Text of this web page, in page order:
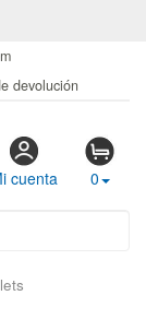
devolución
cuenta 0